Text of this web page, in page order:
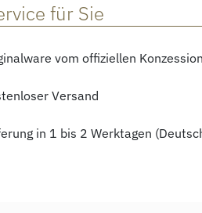
für Sie
vom offiziellen
Versand
in 1 bis 2 Werktagen